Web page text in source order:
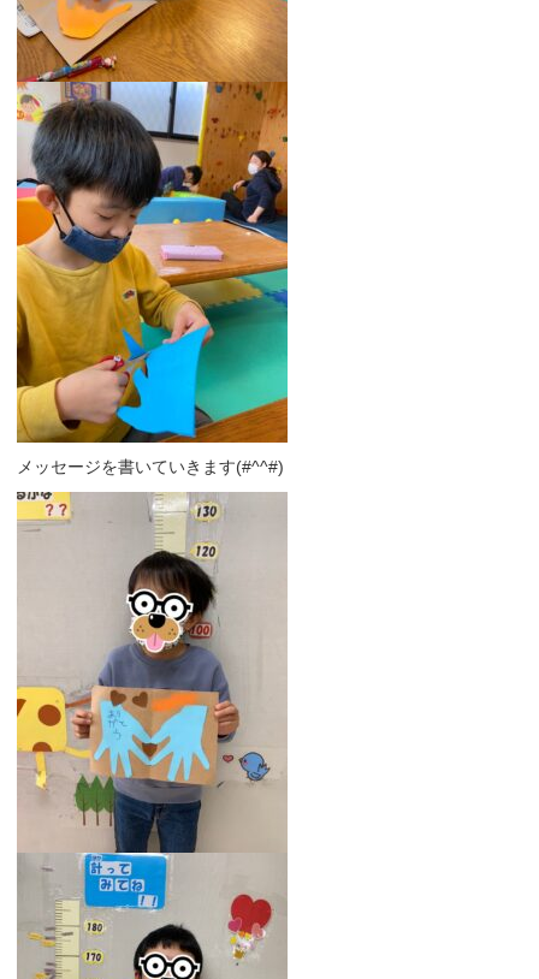
メッセージを書いていきます(#^^#)